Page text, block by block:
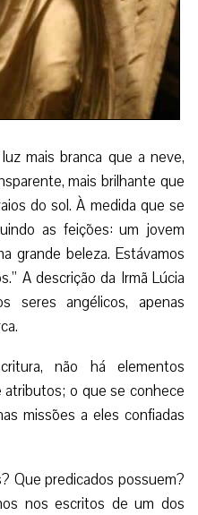
mais branca que a neve,
mais brilhante que
do sol. À medida que se
as feições: um jovem
grande beleza. Estávamos
A descrição da Irmã Lúcia
seres angélicos, apenas
não há elementos
o que se conhece
missões a eles confiadas
Que predicados possuem?
nos escritos de um dos